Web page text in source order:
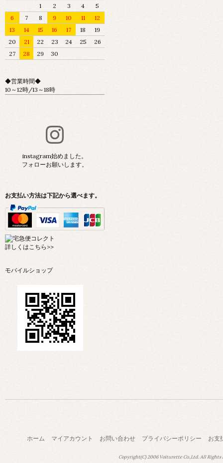
1
2 3 4
5
6
7 8 9 10 11
12
13
14 15 16 17 18
19
20
21 22 23 24 25
26
27
28 29 30
◆営業時間◆
10～12時/13～18時
instagram始めました。
フォローお願いします。
お支払い方法は下記から選べます。
詳しくはこちら>>
モバイルショップ
ホーム マイアカウント お問い合わせ プライバシーポリシー お支
Copyright(C) 2006 Voiturette Co.,Ltd. All Rights